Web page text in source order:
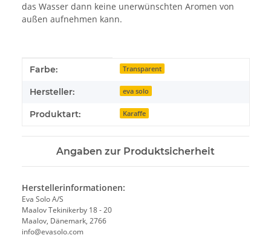
das Wasser dann keine unerwünschten Aromen von
außen aufnehmen kann.
Produkteigenschaft
Wert
Farbe: Transparent
Hersteller: eva solo
Produktart: Karaffe
Angaben zur Produktsicherheit
Herstellerinformationen:
Eva Solo A/S
Maalov Tekinikerby 18 - 20
Maalov, Dänemark, 2766
info@evasolo.com